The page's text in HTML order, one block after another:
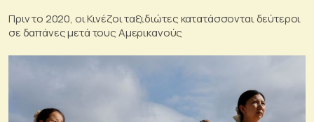
Πριν το 2020, οι Κινέζοι ταξιδιώτες κατατάσσονται δεύτεροι
σε δαπάνες μετά τους Αμερικανούς